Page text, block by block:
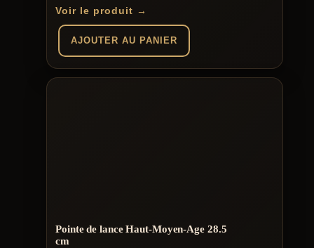
Voir le produit →
AJOUTER AU PANIER
Pointe de lance Haut-Moyen-Age 28.5
cm